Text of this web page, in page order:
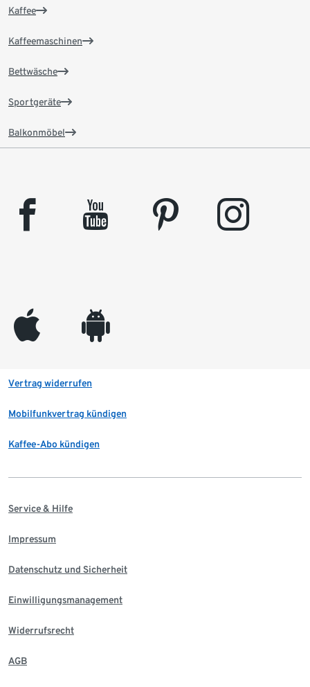
Kaffee
Kaffeemaschinen
Bettwäsche
Sportgeräte
Balkonmöbel
facebook youtube pinterest instagram
appleinc android
Vertrag widerrufen
Mobilfunkvertrag kündigen
Kaffee-Abo kündigen
Service & Hilfe
Impressum
Datenschutz und Sicherheit
Einwilligungsmanagement
Widerrufsrecht
AGB